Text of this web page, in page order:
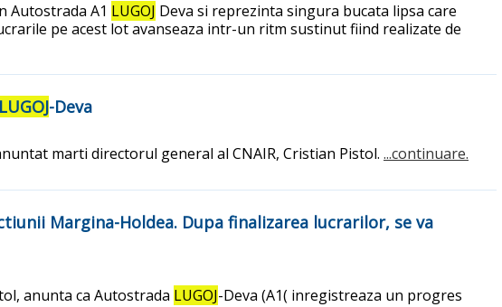
Autostrada A1 LUGOJ Deva si reprezinta singura bucata lipsa care
pe acest lot avanseaza intr-un ritm sustinut fiind realizate de
LUGOJ-Deva
marti directorul general al CNAIR, Cristian Pistol. ...continuare.
Margina-Holdea. Dupa finalizarea lucrarilor, se va
anunta ca Autostrada LUGOJ-Deva (A1( inregistreaza un progres